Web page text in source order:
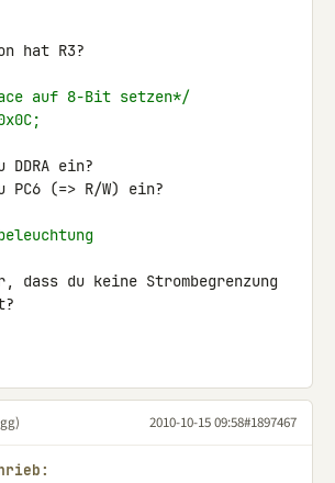
hat R3?
auf 8-Bit setzen*/
ein?
(=> R/W) ein?
dass du keine Strombegrenzung
2010-10-15 09:58#1897467